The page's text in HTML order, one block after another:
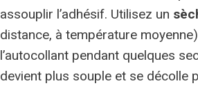
assouplir l’adhésif. Utilisez un
distance, à température
l’autocollant pendant quelques
devient plus souple et se décolle